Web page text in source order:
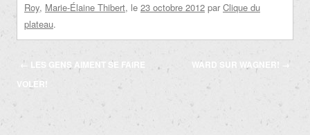
Roy, Marie-Élaine Thibert, le 23 octobre 2012 par Clique du
plateau.
Navigation
des
← LES GENS AIMENT SE FAIRE
VOLER!
WARD SUR WAGNER! →